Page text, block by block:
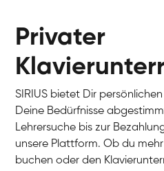
Privater
SIRIUS bietet Dir
Deine Bedürfnisse
Lehrersuche bis zur
unsere Plattform. Ob du
buchen oder den